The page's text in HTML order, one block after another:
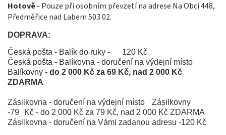
Hotově- Pouze při osobním převzetí na adrese Na Obci 448,
Předměřice nad Labem 503 02.
DOPRAVA:
Česká pošta - Balík do ruky -
120 Kč
Česká pošta - Balíkovna - doručení na výdejní místo
Balíkovny - do 2 000 Kč za 69 Kč, nad 2 000 Kč
ZDARMA
Zásilkovna - doručení na výdejní místo
Zásilkovny
-79
Kč - do 2 000 Kč za 79 Kč, nad 2 000 Kč ZDARMA
Zásilkovna - doručení na Vámi zadanou adresu -120 Kč